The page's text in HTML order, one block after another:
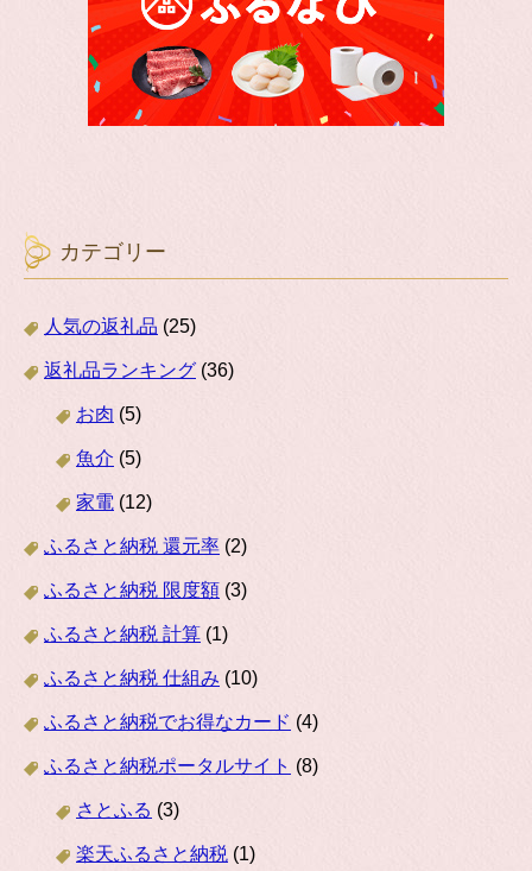
カテゴリー
人気の返礼品 (25)
返礼品ランキング (36)
お肉 (5)
魚介 (5)
家電 (12)
ふるさと納税 還元率 (2)
ふるさと納税 限度額 (3)
ふるさと納税 計算 (1)
ふるさと納税 仕組み (10)
ふるさと納税でお得なカード (4)
ふるさと納税ポータルサイト (8)
さとふる (3)
楽天ふるさと納税 (1)